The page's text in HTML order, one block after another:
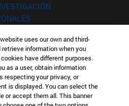
uses our own and third-
information when you
have different purposes.
as a user, obtain information
respecting your privacy, or
is displayed. You can select the
or accept them all. This banner